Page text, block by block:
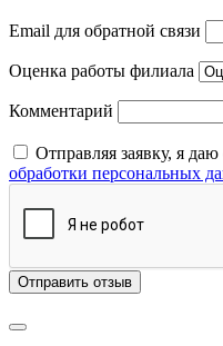
Email для обратной связи
Оценка работы филиала
Комментарий
Отправляя заявку, я даю
обработки персональных
Отправить отзыв